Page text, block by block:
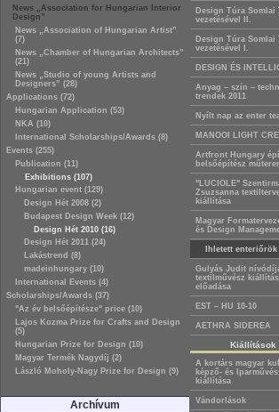
News „Association for Hungarian Interior
Design”
News „Association of Hungarian Artist”
(7)
News „Chamber of Hungarian Architects”
(21)
News „Studio of young Artists and
Designers” (28)
Applications (72)
Hungarian Application (53)
NKA (10)
International Scholarships/Awards (8)
Events (255)
Publication (11)
Exhibitions (107)
Hungarian event (129)
Design Hét 2008 (2)
Budapest Design Week (12)
Design Hét 2010 (16)
Design Hét 2011 (24)
Lakástrend (8)
madeinhungary (10)
International Events (4)
Scholarships/Awards (37)
"Az év belsőépítésze" price (10)
Lajos Kozma Prize for Crafts and Design
(5)
Hungarian Prize for Design (10)
Magyar Termék Nagydíj (2)
László Moholy-Nagy Prize for Design (9)
Archívum
Design Túra Somlai
vezetésével II.
Design Túra Somlai
vezetésével I.
DESIGN ÉS
Anyag – szín –
trendek 2011
Nyílt nap az enter
MANOOI LIGHT
Artfront Hungary
belsőépítész
"LUCIOLE"
Zsuzsanna
kiállítása
Magyar
és Design
Ihletett enteriőrök
Gulyás Judit
textilművész
előadása
EST – HU 10-10
AETHRA SIDEREA
Kiállítások
A kortárs magyar
képző- és
kiállítása
Vándorlások